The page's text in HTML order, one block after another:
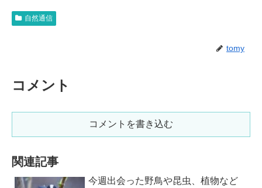
自然通信
tomy
コメント
コメントを書き込む
関連記事
今週出会った野鳥や昆虫、植物など